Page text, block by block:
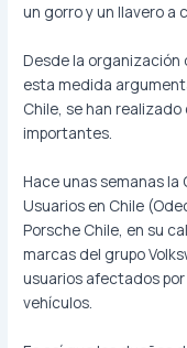
un gorro y un llavero a
Desde la
esta medida
Chile, se han
importantes.
Hace unas semanas
Usuarios en Chile
Porsche Chile, en su
marcas del grupo
usuarios afectados
vehículos.